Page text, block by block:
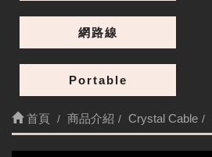
網路線
Portable
首頁 商品介紹 Crystal Cable